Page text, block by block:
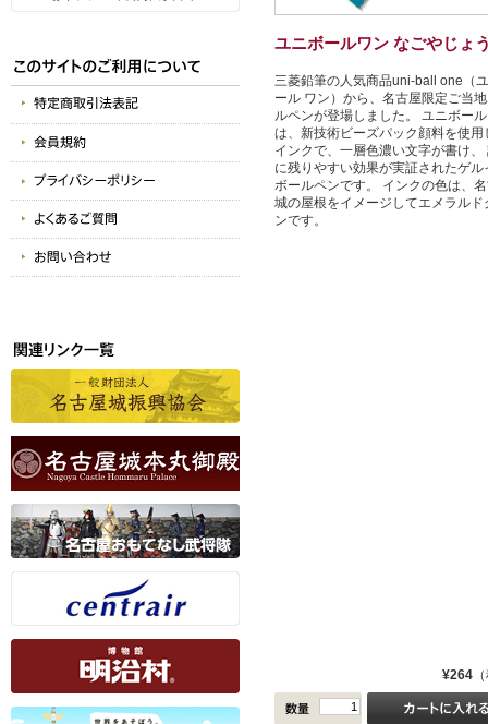
ユニボールワン なごやじょ
三菱鉛筆の人気商品uni-ball one（
ール ワン）から、名古屋限定ご当
ルペンが登場しました。 ユニボー
は、新技術ビーズパック顔料を使用
インクで、一層色濃い文字が書け、
に残りやすい効果が実証されたゲル
ボールペンです。 インクの色は、
城の屋根をイメージしてエメラルド
ンです。
¥264